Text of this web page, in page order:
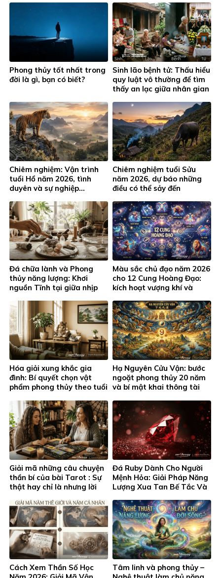
Phong thủy tốt nhất trong
đời là gì, bạn có biết?
Sinh lão bệnh tử: Thấu hiểu
quy luật vô thường để tìm
thấy an lạc giữa nhân gian
Chiêm nghiệm: Vận trình
tuổi Hổ năm 2026, tình
duyên và sự nghiệp…
Chiêm nghiệm tuổi Sửu
năm 2026, dự báo những
điều có thể sảy đến
Đá chữa lành và Phong
thủy năng lượng: Khơi
nguồn Tĩnh tại giữa nhịp
Màu sắc chủ đạo năm 2026
cho 12 Cung Hoàng Đạo:
kích hoạt vượng khí và
Hóa giải xung khắc gia
đình: Bí quyết chọn vật
phẩm phong thủy theo tuổi
Hạ Nguyên Cửu Vận: bước
ngoặt phong thủy 20 năm
và bí mật khai thông tài
Giải mã những câu chuyện
thần bí của bài Tarot : Sự
thật hay chỉ là nhưng lời
Đá Ruby Dành Cho Người
Mệnh Hỏa: Giải Pháp Năng
Lượng Xua Tan Bế Tắc Và
Cách Xem Thần Số Học
Tâm linh và phong thủy –